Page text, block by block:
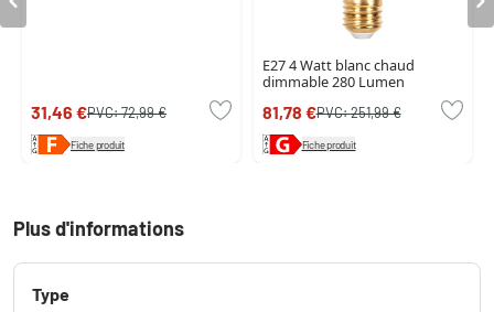
31,46 €PVC:72,99 €
Fiche produit
E27 4 Watt blanc chaud
dimmable 280 Lumen
81,78 €PVC:251,99 €
Fiche produit
Plus d'informations
Type